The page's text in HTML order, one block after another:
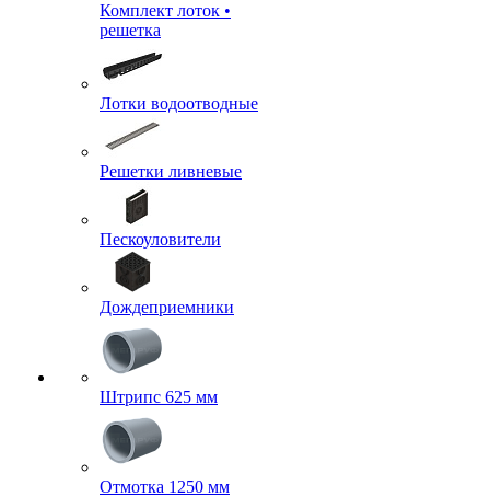
Комплект лоток •
решетка
Лотки водоотводные
Решетки ливневые
Пескоуловители
Дождеприемники
Штрипс 625 мм
Отмотка 1250 мм